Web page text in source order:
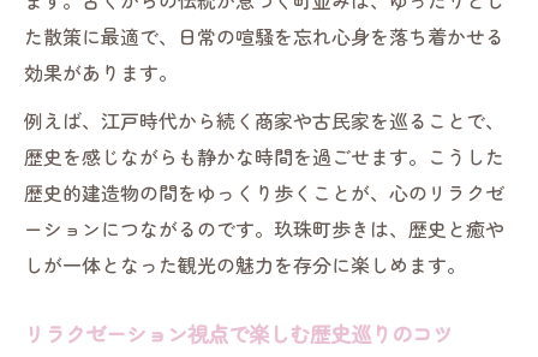
た散策に最適で、日常の喧騒を忘れ心身を落ち着かせる
効果があります。
例えば、江戸時代から続く商家や古民家を巡ることで、
歴史を感じながらも静かな時間を過ごせます。こうした
歴史的建造物の間をゆっくり歩くことが、心のリラクゼ
ーションにつながるのです。玖珠町歩きは、歴史と癒や
しが一体となった観光の魅力を存分に楽しめます。
リラクゼーション視点で楽しむ歴史巡りのコツ